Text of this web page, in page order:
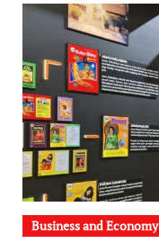
Business and Economy